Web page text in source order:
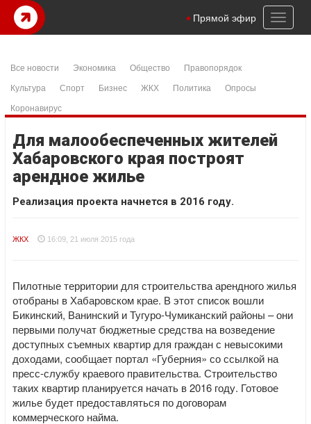
Toggle
Прямой эфир
Все новости Экономика Общество
Правопорядок
Культура
Спорт Бизнес ЖКХ Политика
Опросы
Коронавирус
Для малообеспеченных жителей
Хабаровского края построят
арендное жилье
Реализация проекта начнется в 2016 году.
ЖКХ 16:09, 21 июля 2015 года
Пилотные территории для строительства арендного жилья
отобраны в Хабаровском крае. В этот список вошли
Бикинский, Ванинский и Тугуро-Чумиканский районы – они
первыми получат бюджетные средства на возведение
доступных съемных квартир для граждан с невысокими
доходами, сообщает портал «Губерния» со ссылкой на
пресс-службу краевого правительства. Строительство
таких квартир планируется начать в 2016 году. Готовое
жилье будет предоставляться по договорам
коммерческого найма.